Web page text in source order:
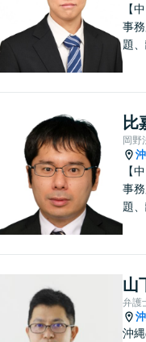
【
事
題
ま
い！
比
岡野
【
事
題
ま
い！
山
弁護
沖